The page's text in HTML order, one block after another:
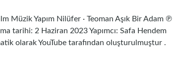
Müzik Yapım Nilüfer · Teoman Aşık Bir Adam ℗
tarihi: 2 Haziran 2023 Yapımcı: Safa Hendem
olarak YouTube tarafından oluşturulmuştur .